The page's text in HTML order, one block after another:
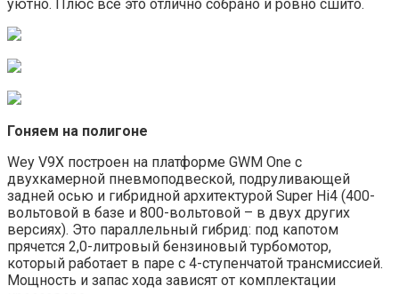
уютно. Плюс всё это отлично собрано и ровно сшито.
Гоняем на полигоне
Wey V9X построен на платформе GWM One с
двухкамерной пневмоподвеской, подруливающей
задней осью и гибридной архитектурой Super Hi4 (400-
вольтовой в базе и 800-вольтовой – в двух других
версиях). Это параллельный гибрид: под капотом
прячется 2,0-литровый бензиновый турбомотор,
который работает в паре с 4-ступенчатой трансмиссией.
Мощность и запас хода зависят от комплектации